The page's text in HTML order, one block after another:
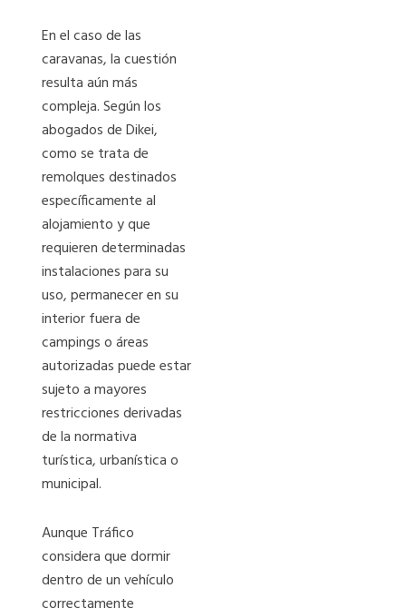
En el caso de las
caravanas, la cuestión
resulta aún más
compleja. Según los
abogados de Dikei,
como se trata de
remolques destinados
específicamente al
alojamiento y que
requieren determinadas
instalaciones para su
uso, permanecer en su
interior fuera de
campings o áreas
autorizadas puede estar
sujeto a mayores
restricciones derivadas
de la normativa
turística, urbanística o
municipal.
Aunque Tráfico
considera que dormir
dentro de un vehículo